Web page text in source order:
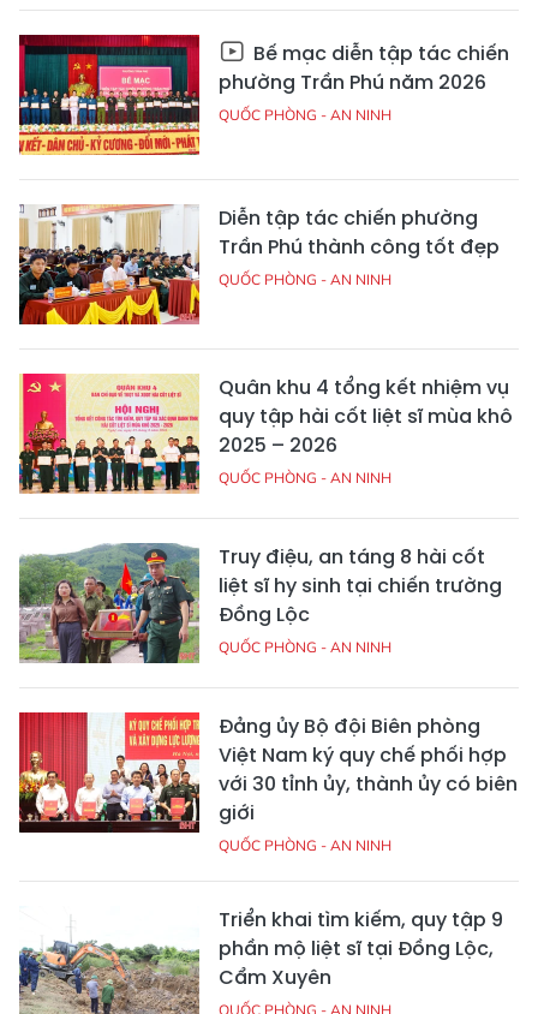
Bế mạc diễn tập tác chiến
phường Trần Phú năm 2026
QUỐC PHÒNG - AN NINH
Diễn tập tác chiến phường
Trần Phú thành công tốt đẹp
QUỐC PHÒNG - AN NINH
Quân khu 4 tổng kết nhiệm vụ
quy tập hài cốt liệt sĩ mùa khô
2025 – 2026
QUỐC PHÒNG - AN NINH
Truy điệu, an táng 8 hài cốt
liệt sĩ hy sinh tại chiến trường
Đồng Lộc
QUỐC PHÒNG - AN NINH
Đảng ủy Bộ đội Biên phòng
Việt Nam ký quy chế phối hợp
với 30 tỉnh ủy, thành ủy có biên
giới
QUỐC PHÒNG - AN NINH
Triển khai tìm kiếm, quy tập 9
phần mộ liệt sĩ tại Đồng Lộc,
Cẩm Xuyên
QUỐC PHÒNG - AN NINH